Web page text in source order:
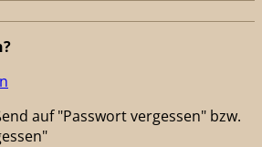
auf "Passwort vergessen" bzw.